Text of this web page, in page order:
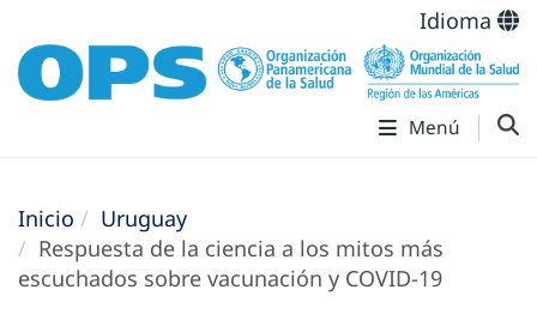
Idioma
Menú
Inicio
Uruguay
Respuesta de la ciencia a los mitos más
escuchados sobre vacunación y COVID-19​